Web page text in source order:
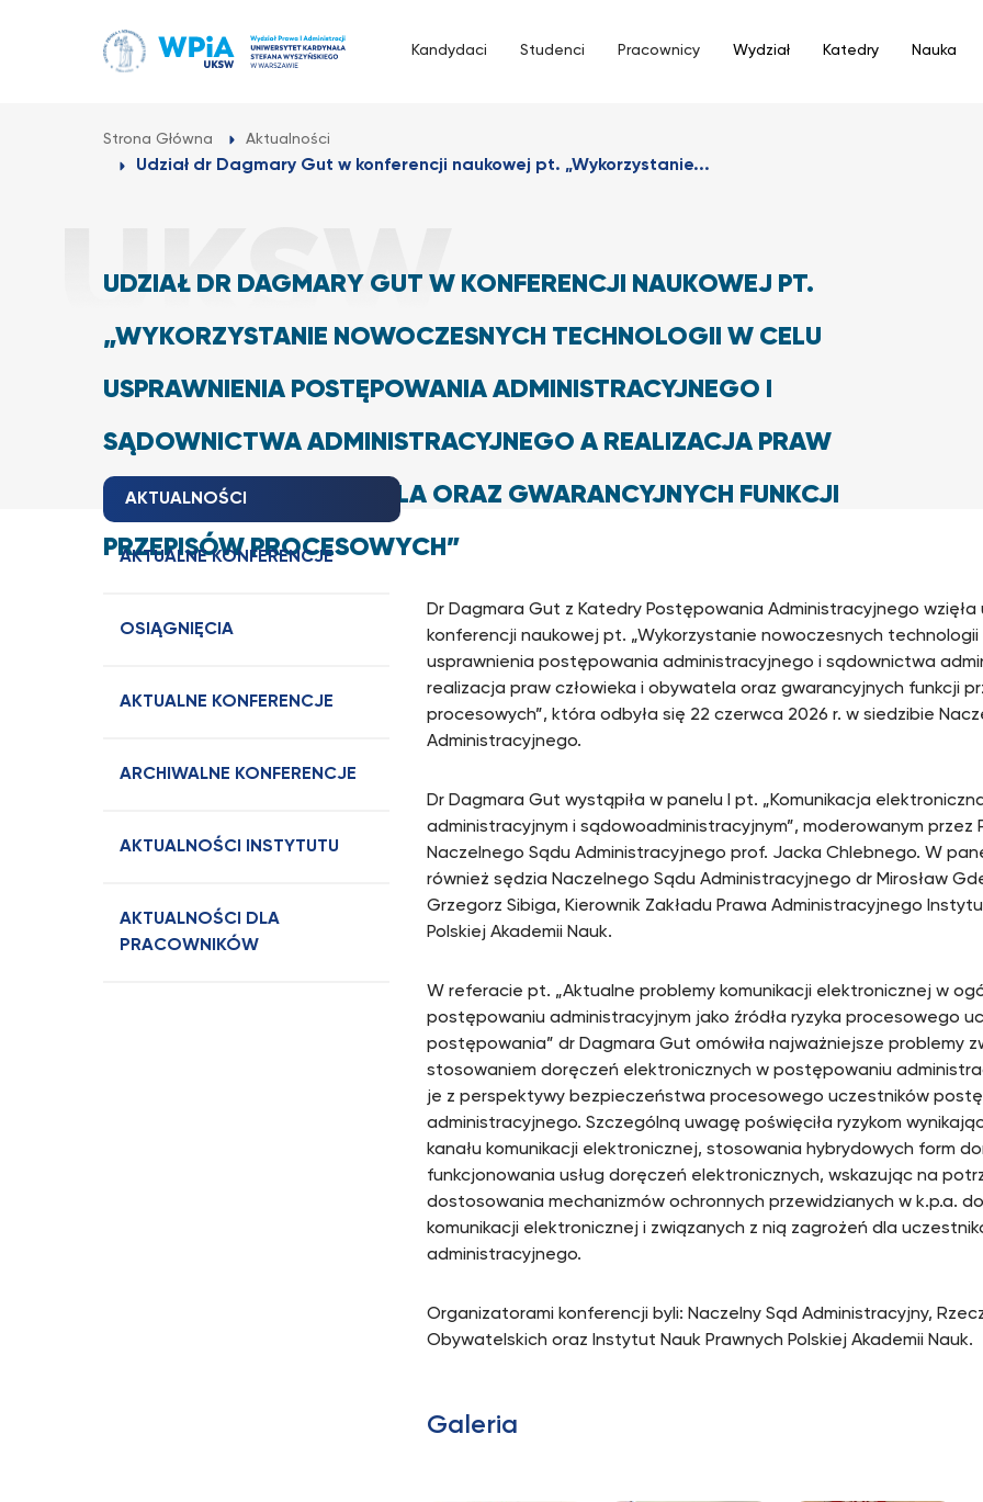
Kandydaci Studenci Pracownicy Wydział Katedry Nauka
Strona Główna Aktualności
Udział dr Dagmary Gut w konferencji naukowej pt. „Wykorzystanie...
UDZIAŁ DR DAGMARY GUT W KONFERENCJI NAUKOWEJ PT.
„WYKORZYSTANIE NOWOCZESNYCH TECHNOLOGII W CELU
USPRAWNIENIA POSTĘPOWANIA ADMINISTRACYJNEGO I
SĄDOWNICTWA ADMINISTRACYJNEGO A REALIZACJA PRAW
CZŁOWIEKA I OBYWATELA ORAZ GWARANCYJNYCH FUNKCJI
PRZEPISÓW PROCESOWYCH”
AKTUALNOŚCI
AKTUALNE KONFERENCJE
OSIĄGNIĘCIA
AKTUALNE KONFERENCJE
ARCHIWALNE KONFERENCJE
AKTUALNOŚCI INSTYTUTU
AKTUALNOŚCI DLA
PRACOWNIKÓW
Dr Dagmara Gut z Katedry Postępowania Administracyjnego wzięła
konferencji naukowej pt. „Wykorzystanie nowoczesnych technologii
usprawnienia postępowania administracyjnego i sądownictwa
realizacja praw człowieka i obywatela oraz gwarancyjnych funkcji
procesowych”, która odbyła się 22 czerwca 2026 r. w siedzibie
Administracyjnego.
Dr Dagmara Gut wystąpiła w panelu I pt. „Komunikacja
administracyjnym i sądowoadministracyjnym”, moderowanym przez
Naczelnego Sądu Administracyjnego prof. Jacka Chlebnego. W
również sędzia Naczelnego Sądu Administracyjnego dr Mirosław
Grzegorz Sibiga, Kierownik Zakładu Prawa Administracyjnego
Polskiej Akademii Nauk.
W referacie pt. „Aktualne problemy komunikacji elektronicznej w
postępowaniu administracyjnym jako źródła ryzyka procesowego
postępowania” dr Dagmara Gut omówiła najważniejsze problemy
stosowaniem doręczeń elektronicznych w postępowaniu
je z perspektywy bezpieczeństwa procesowego uczestników
administracyjnego. Szczególną uwagę poświęciła ryzykom
kanału komunikacji elektronicznej, stosowania hybrydowych form
funkcjonowania usług doręczeń elektronicznych, wskazując na
dostosowania mechanizmów ochronnych przewidzianych w k.p.a.
komunikacji elektronicznej i związanych z nią zagrożeń dla
administracyjnego.
Organizatorami konferencji byli: Naczelny Sąd Administracyjny,
Obywatelskich oraz Instytut Nauk Prawnych Polskiej Akademii Nauk.
Galeria